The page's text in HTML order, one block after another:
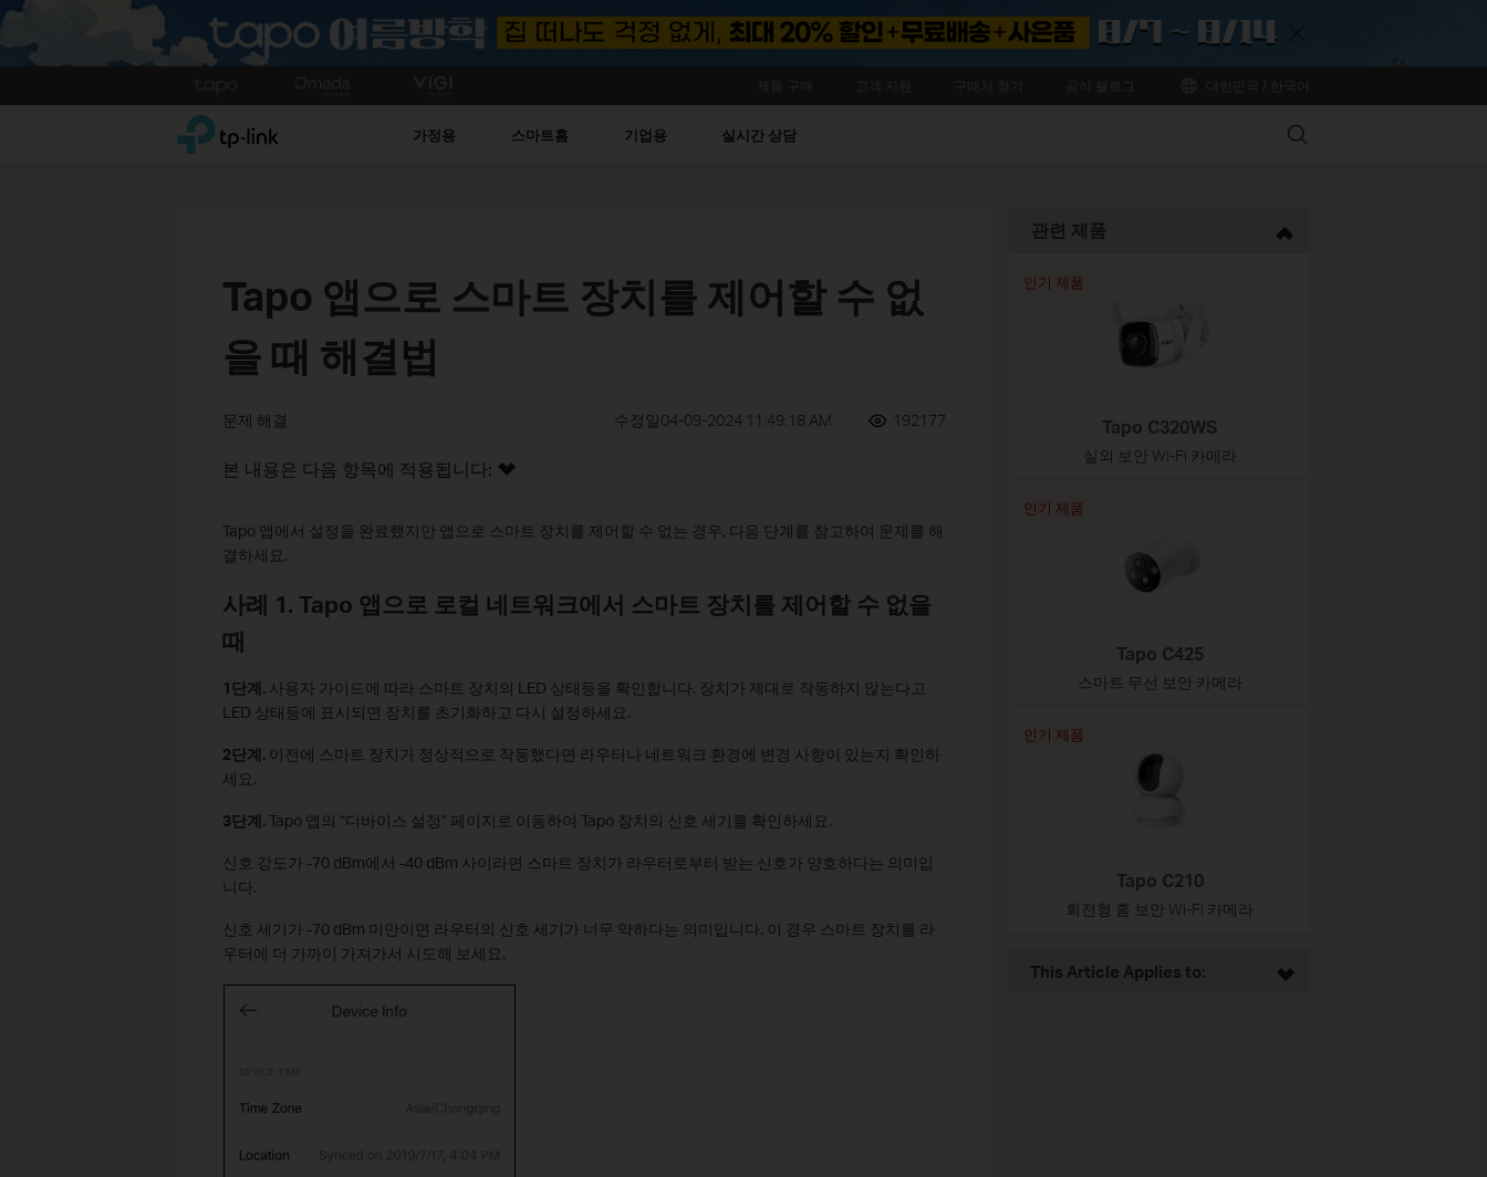
to
TP-Link, Reliably Smart 가정용 스마트홈 기업용 실시간 상담 Search
Tapo 앱으로 스마트 장치를 제어할 수 없
을 때 해결법
문제 해결 수정일04-09-2024 11:49:18 AM 192177
본 내용은 다음 항목에 적용됩니다:
Tapo 앱에서 설정을 완료했지만 앱으로 스마트 장치를 제어할 수 없는 경우, 다음 단계를 참고하여 문제를 해
결하세요.
사례 1. Tapo 앱으로 로컬 네트워크에서 스마트 장치를 제어할 수 없을
때
1단계.사용자 가이드에 따라 스마트 장치의 LED 상태등을 확인합니다. 장치가 제대로 작동하지 않는다고
LED 상태등에 표시되면 장치를 초기화하고 다시 설정하세요.
2단계.이전에 스마트 장치가 정상적으로 작동했다면 라우터나 네트워크 환경에 변경 사항이 있는지 확인하
세요.
3단계.Tapo 앱의 “디바이스 설정” 페이지로 이동하여 Tapo 장치의 신호 세기를 확인하세요.
신호 강도가 -70 dBm에서 -40 dBm 사이라면 스마트 장치가 라우터로부터 받는 신호가 양호하다는 의미입
니다.
신호 세기가 -70 dBm 미만이면 라우터의 신호 세기가 너무 약하다는 의미입니다. 이 경우 스마트 장치를 라
우터에 더 가까이 가져가서 시도해 보세요.
관련 제품
Tapo C320WS
실외 보안 Wi-Fi 카메라
인기 제품
Tapo C425
스마트 무선 보안 카메라
인기 제품
Tapo C210
회전형 홈 보안 Wi-Fi 카메라
인기 제품
This Article Applies to: